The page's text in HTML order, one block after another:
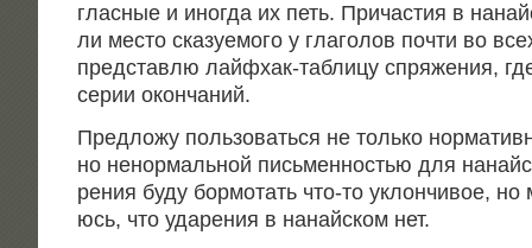
глас­ные и ино­гда их петь. При­ча­стия в
ли место ска­зу­е­мо­го у гла­го­лов почти во
пред­став­лю лай­фх­ак-таб­ли­цу спря­же­ния,
серии окончаний.
Пред­ло­жу поль­зо­вать­ся не толь­ко
но ненор­маль­ной пись­мен­но­стью для
ре­ния буду бор­мо­тать что-то уклон­чи­вое,
юсь, что уда­ре­ния в нанай­ском нет.